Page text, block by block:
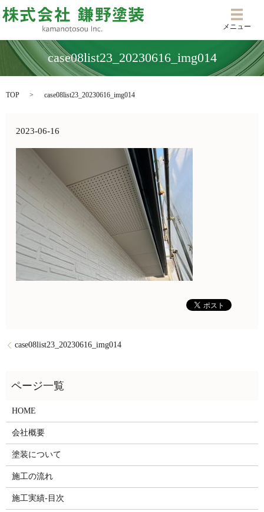
メニ
メニュー
case08list23_20230616_img014
TOP case08list23_20230616_img014
2023-06-16
case08list23_20230616_img014
HOME
会社概要
塗装について
施工の流れ
施工実績-目次